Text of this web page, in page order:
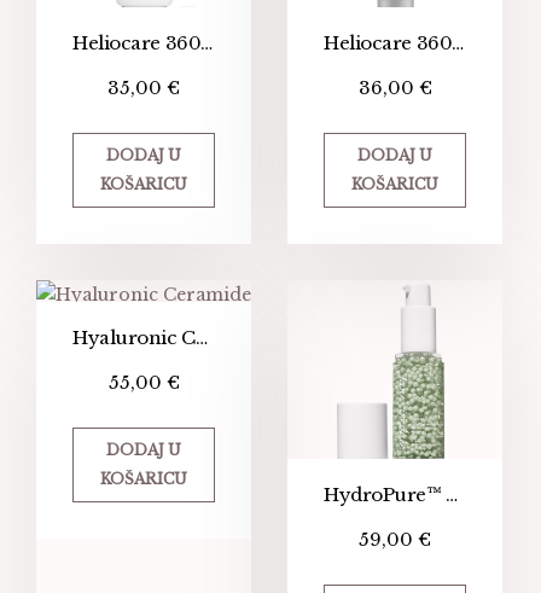
Heliocare 360° Water gel SPF 50+
35,00 €
DODAJ U
KOŠARICU
Heliocare 360º Acnimat SPF 50+
36,00 €
DODAJ U
KOŠARICU
Hyaluronic Ceramide Mist
55,00 €
DODAJ U
KOŠARICU
HydroPure™ Color Correcting Serum
59,00 €